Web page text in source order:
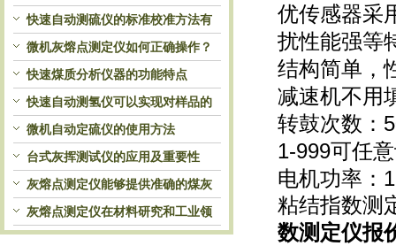
快速自动测硫仪的标准校准方法有
哪些？
微机灰熔点测定仪如何正确操作？
快速煤质分析仪器的功能特点
快速自动测氢仪可以实现对样品的
自动处理和检测
微机自动定硫仪的使用方法
台式灰挥测试仪的应用及重要性
灰熔点测定仪能够提供准确的煤灰
熔融性参数
灰熔点测定仪在材料研究和工业领
域中发挥重要作用
优传感器采
扰性能强等
结构简单，
减速机不用
转鼓次数：
1-999可任
电机功率：
粘结指数测
数测定仪报